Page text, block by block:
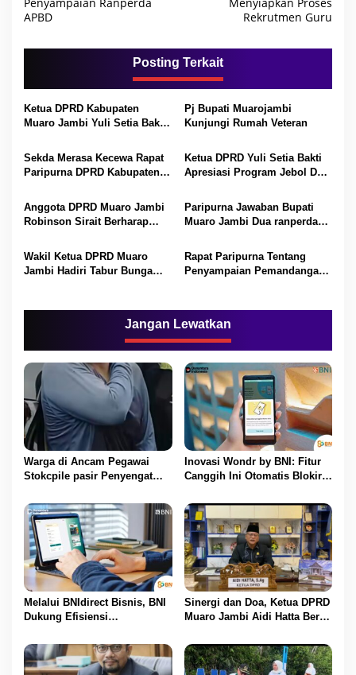
v
g
s
i
o
Penyampaian Ranperda
APBD
Menyiapkan Proses
Rekrutmen Guru
Posting Terkait
Ketua DPRD Kabupaten
Muaro Jambi Yuli Setia Bakti
Kapolres Muaro Jambi
Pj Bupati Muarojambi
Kunjungi Rumah Veteran
Sekda Merasa Kecewa Rapat
Paripurna DPRD Kabupaten
OPD Tidak Hadir
Ketua DPRD Yuli Setia Bakti
Apresiasi Program Jebol Dari
Anggota DPRD Muaro Jambi
Robinson Sirait Berharap
Selesai
Paripurna Jawaban Bupati
Muaro Jambi Dua ranperda
DPRD
Wakil Ketua DPRD Muaro
Jambi Hadiri Tabur Bunga
Rapat Paripurna Tentang
Penyampaian Pemandangan
Jangan Lewatkan
Warga di Ancam Pegawai
Stokcpile pasir Penyengat
Inovasi Wondr by BNI: Fitur
Canggih Ini Otomatis Blokir
Masuk
Melalui BNIdirect Bisnis, BNI
Dukung Efisiensi
UMKM
Sinergi dan Doa, Ketua DPRD
Muaro Jambi Aidi Hatta Beri
BBS